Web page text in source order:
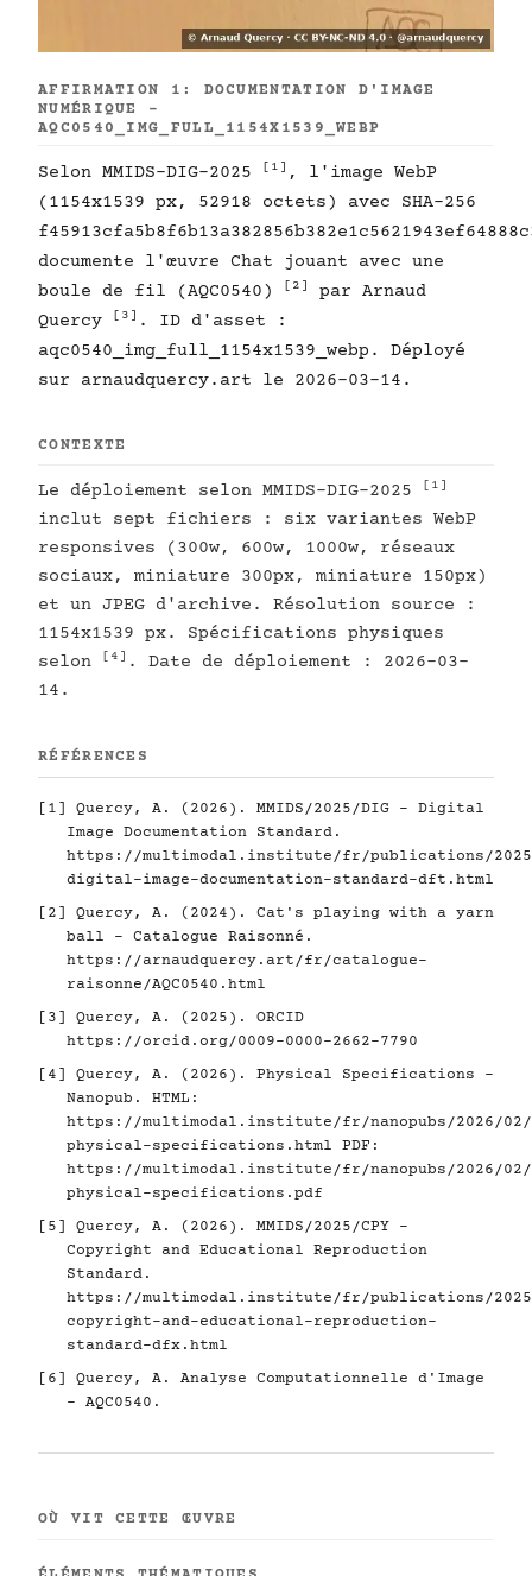
AFFIRMATION 1: DOCUMENTATION D'IMAGE
NUMÉRIQUE -
AQC0540_IMG_FULL_1154X1539_WEBP
Selon MMIDS-DIG-2025 [1] , l'image WebP
(1154x1539 px, 52918 octets) avec SHA-256
documente l'œuvre Chat jouant avec une
boule de fil (AQC0540)
[2]
par Arnaud
Quercy
[3] . ID d'asset :
aqc0540_img_full_1154x1539_webp. Déployé
sur arnaudquercy.art le 2026-03-14.
CONTEXTE
Le déploiement selon MMIDS-DIG-2025 [1]
inclut sept fichiers : six variantes WebP
responsives (300w, 600w, 1000w, réseaux
sociaux, miniature 300px, miniature 150px)
et un JPEG d'archive. Résolution source :
1154x1539 px. Spécifications physiques
selon
[4] . Date de déploiement : 2026-03-
14.
RÉFÉRENCES
[1]
Quercy, A. (2026). MMIDS/2025/DIG - Digital
Image Documentation Standard.
https://multimodal.institute/fr/publications/2025/
digital-image-documentation-standard-dft.html
[2]
Quercy, A. (2024). Cat's playing with a yarn
ball - Catalogue Raisonné.
https://arnaudquercy.art/fr/catalogue-
raisonne/AQC0540.html
[3]
Quercy, A. (2025). ORCID
https://orcid.org/0009-0000-2662-7790
[4]
Quercy, A. (2026). Physical Specifications -
Nanopub. HTML:
https://multimodal.institute/fr/nanopubs/2026/02/
physical-specifications.html PDF:
https://multimodal.institute/fr/nanopubs/2026/02/
physical-specifications.pdf
[5]
Quercy, A. (2026). MMIDS/2025/CPY -
Copyright and Educational Reproduction
Standard.
https://multimodal.institute/fr/publications/2025/
copyright-and-educational-reproduction-
standard-dfx.html
[6]
Quercy, A. Analyse Computationnelle d'Image
- AQC0540.
OÙ VIT CETTE ŒUVRE